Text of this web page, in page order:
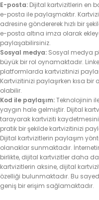
E-posta: Dijital kartvizitlerin en
e-posta ile paylaşmaktır.
adresine göndererek hızlı bir
e-posta altına imza olarak
paylaşabilirsiniz.
Sosyal medya: Sosyal medya
büyük bir rol oynamaktadır.
platformlarda kartvizitinizi
Kartvizitinizi paylaşırken kısa
olabilir.
Kod ile paylaşım:Teknolojinin
yaygın hale gelmiştir. Dijital
tarayarak kartviziti kaydetmesini
pratik bir şekilde kartvizitinizi
Dijital kartvizitlerin paylaşım
olanaklar sunmaktadır.
birlikte, dijital kartvizitler daha
kartvizitlerin aksine, dijital
özelliği bulunmaktadır. Bu
geniş bir erişim sağlamaktadır.